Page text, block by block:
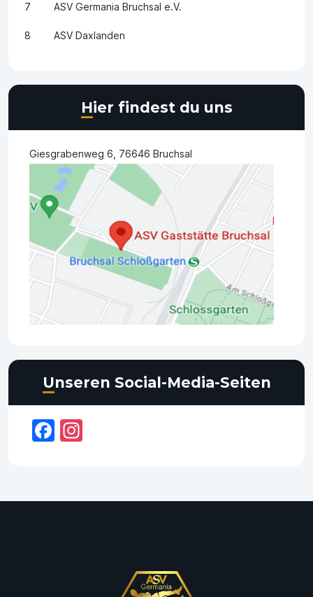
7 ASV Germania Bruchsal e.V.
8 ASV Daxlanden
Hier findest du uns
Giesgrabenweg 6, 76646 Bruchsal
Unseren Social-Media-Seiten
Facebook